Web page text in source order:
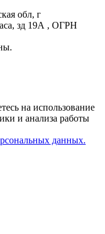
обл, г
зд 19А , ОГРН
на использование
и анализа работы
данных.